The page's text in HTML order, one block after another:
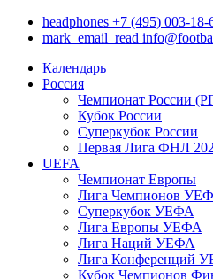
headphones +7 (495) 003-18-
mark_email_read
Календарь
Россия
Чемпионат России
Кубок России
Суперкубок России
Первая Лига ФНЛ
UEFA
Чемпионат Европы
Лига Чемпионов
Суперкубок УЕФА
Лига Европы УЕФА
Лига Наций УЕФА
Лига Конференций
Кубок Чемпионов